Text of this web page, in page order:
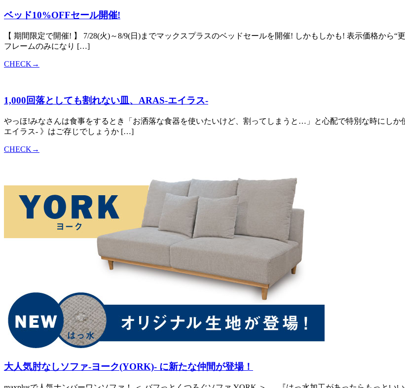
ベッド10%OFFセール開催!
【 期間限定で開催! 】 7/28(火)～8/9(日)までマックスプラスのベッドセールを開催! しかもしかも! 表示価格から
フレームのみになり […]
CHECK→
1,000回落としても割れない皿、ARAS-エイラス-
やっほ!みなさんは食事をするとき「お洒落な食器を使いたいけど、割ってしまうと…」と心配で特別な時にし
エイラス- 》はご存じでしょうか […]
CHECK→
大人気肘なしソファ-ヨーク(YORK)- に新たな仲間が登場！